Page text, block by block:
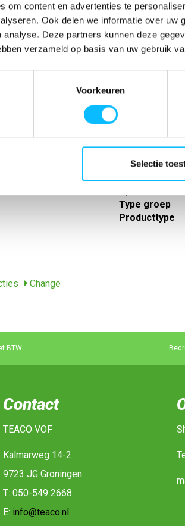
om content en advertenties te
Ook delen we informatie over
analyse. Deze partners kunnen deze
verzameld op basis van uw gebruik
Voorkeuren
Selectie
een uniform
en elastisch
en de
Kleine opstaande
op de rug
Model
Lijn
Type groep
Producttype
Change
BTW
Contact
TEACO VOF
Kalmarweg 14-2
9723 JG Groningen
T: 050-549 2668
E: info@teaco.nl